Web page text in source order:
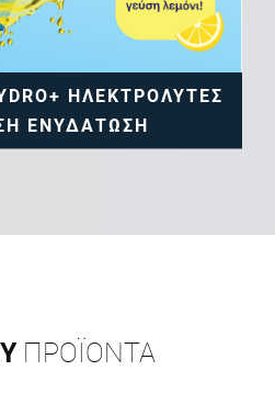
ΗΛΕΚΤΡΟΛΎΤΕΣ
ΕΝΥΔΆΤΩΣΗ
ΠΡΟΪΟΝΤΑ